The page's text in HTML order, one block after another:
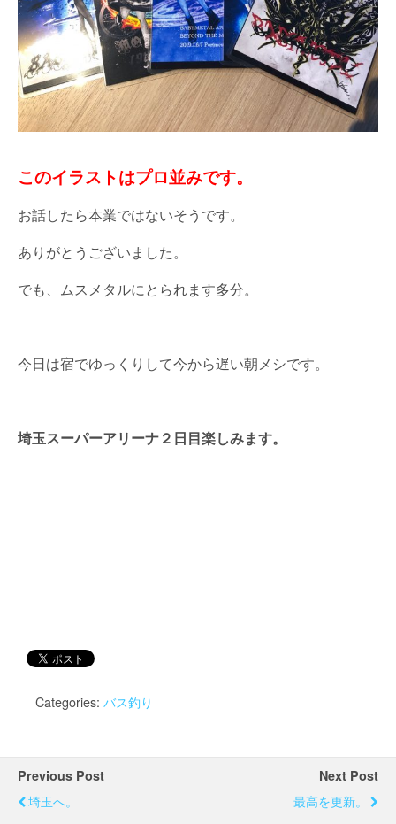
このイラストはプロ並みです。
お話したら本業ではないそうです。
ありがとうございました。
でも、ムスメタルにとられます多分。
今日は宿でゆっくりして今から遅い朝メシです。
埼玉スーパーアリーナ２日目楽しみます。
Categories: バス釣り
Previous Post
埼玉へ。
Next Post
最高を更新。